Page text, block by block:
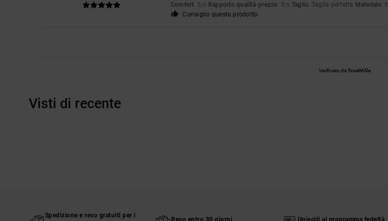
Comfort: 5/5 Rapporto qualità-prezzo: 5/5 Taglia: Taglia perfetta Materiale: 5
Consiglio questo prodotto
Verificato daTrustVille
Visti di recente
Spedizione e reso gratuiti per i